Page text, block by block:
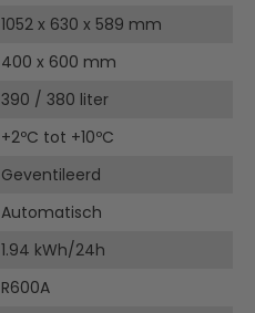
1052 x 630 x 589 mm
400 x 600 mm
390 / 380 liter
+2ºC tot +10ºC
Geventileerd
Automatisch
1.94 kWh/24h
R600A